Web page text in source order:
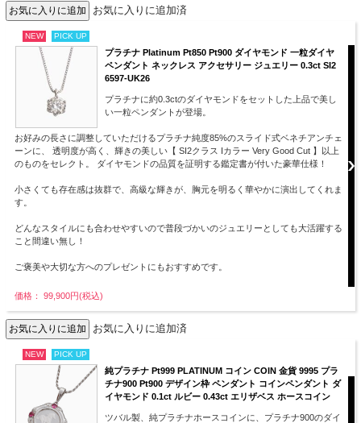
お気に入りに追加済
NEW PICK UP
プラチナ Platinum Pt850 Pt900 ダイヤモンド 一粒ダイヤ
ペンダント ネックレス アクセサリー ジュエリー 0.3ct SI2
6597-UK26
プラチナに約0.3ctのダイヤモンドをセットした上品で美し
い一粒ペンダントが登場。
お好みの長さに調整していただけるプラチナ純度85%のスライド式ベネチアンチェ
ーンに、 透明度が高く、輝きの美しい【 SI2クラス Iカラー Very Good Cut 】以上
のものをセレクト。 ダイヤモンドの品質を証明する鑑定書が付いた豪華仕様！
小さくても存在感は抜群で、高級な輝きが、胸元を明るく華やかに演出してくれま
す。
どんなスタイルにも合わせやすいので普段づかいのジュエリーとしても大活躍する
こと間違い無し！
ご褒美や大切な方へのプレゼントにもおすすめです。
価格： 99,900円(税込)
お気に入りに追加済
NEW PICK UP
純プラチナ Pt999 PLATINUM コイン COIN 金貨 9995 プラ
チナ900 Pt900 デザイン枠 ペンダント コインペンダント ダ
イヤモンド 0.1ct ルビー 0.43ct エリザベス ホースコイン
ツバル製、純プラチナホースコインに、プラチナ900のダイ